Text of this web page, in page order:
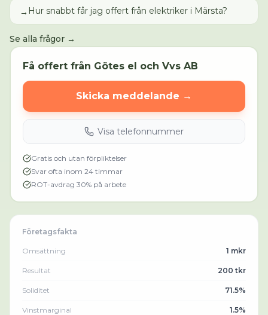
→ Hur snabbt får jag offert från elektriker i Märsta?
Se alla frågor →
Få offert från Götes el och Vvs AB
Skicka meddelande →
Visa telefonnummer
Gratis och utan förpliktelser
Svar ofta inom 24 timmar
ROT-avdrag 30% på arbete
Företagsfakta
Omsättning 1 mkr
Resultat 200 tkr
Soliditet 71.5%
Vinstmarginal 1.5%